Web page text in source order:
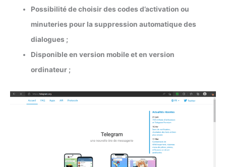
Possibilité de choisir des codes d’activation ou
minuteries pour la suppression automatique des
dialogues ;
Disponible en version mobile et en version
ordinateur ;